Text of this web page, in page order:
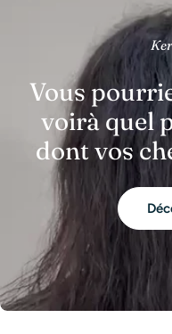
Vous
voirà quel
dont vos